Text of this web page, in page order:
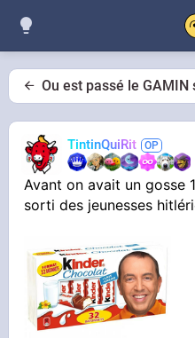
Ou est passé le GAMIN
TintinQuiRit
Avant on avait un gosse
sorti des jeunesses